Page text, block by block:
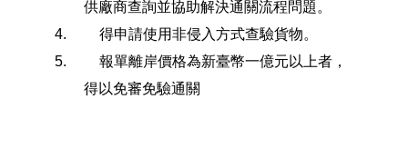
供廠商查詢並協助解決通關流程問題。
4.
得申請使用非侵入方式查驗貨物。
5.
報單離岸價格為新臺幣一億元以上者，
得以免審免驗通關